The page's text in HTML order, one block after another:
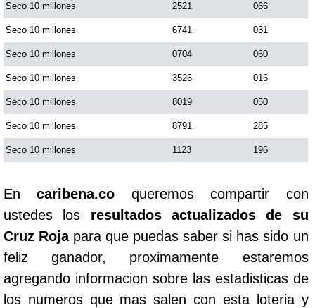
Seco 10 millones 2521 066
Seco 10 millones 6741 031
Seco 10 millones 0704 060
Seco 10 millones 3526 016
Seco 10 millones 8019 050
Seco 10 millones 8791 285
Seco 10 millones 1123 196
Encaribena.co queremos compartir con
ustedes los resultados actualizados de su
Cruz Rojapara que puedas saber si has sido un
feliz ganador, proximamente estaremos
agregando informacion sobre las estadisticas de
los numeros que mas salen con esta loteria y